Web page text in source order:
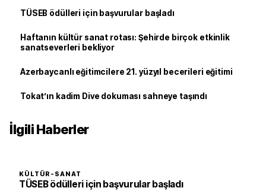
TÜSEB ödülleri için başvurular başladı
Haftanın kültür sanat rotası: Şehirde birçok etkinlik
sanatseverleri bekliyor
Azerbaycanlı eğitimcilere 21. yüzyıl becerileri eğitimi
Tokat’ın kadim Dive dokuması sahneye taşındı
İlgili Haberler
KÜLTÜR-SANAT
TÜSEB ödülleri için başvurular başladı